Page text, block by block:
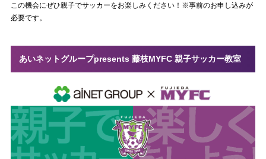
この機会にぜひ親子でサッカーをお楽しみください！※事前のお申し込みが
必要です。
あいネットグループpresents 藤枝MYFC 親子サッカー教室